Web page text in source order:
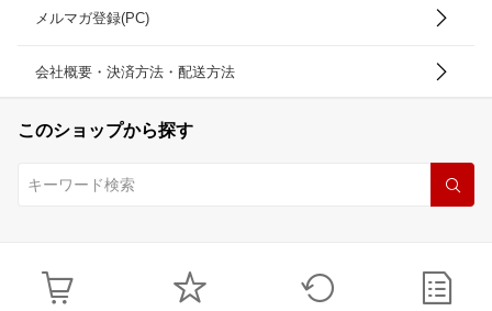
メルマガ登録(PC)
会社概要・決済方法・配送方法
このショップから探す